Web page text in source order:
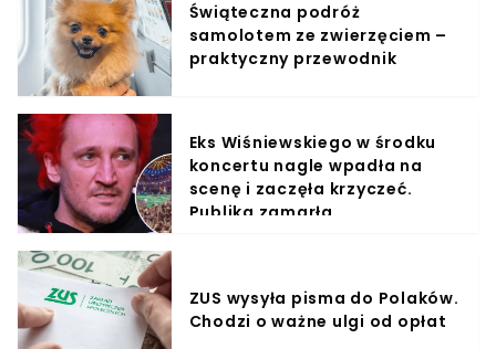
Świąteczna podróż
samolotem ze zwierzęciem –
praktyczny przewodnik
Eks Wiśniewskiego w środku
koncertu nagle wpadła na
scenę i zaczęła krzyczeć.
Publika zamarła
ZUS wysyła pisma do Polaków.
Chodzi o ważne ulgi od opłat